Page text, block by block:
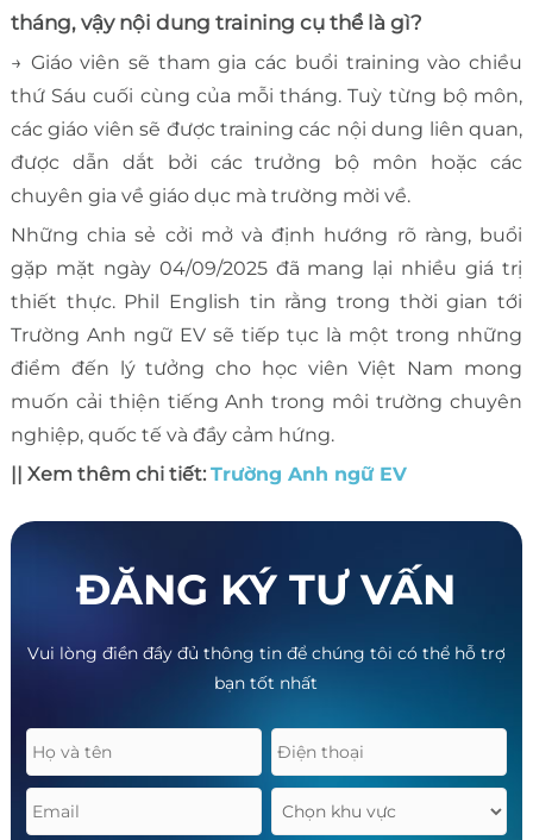
tháng, vậy nội dung training cụ thể là gì?
→ Giáo viên sẽ tham gia các buổi training vào chiều
thứ Sáu cuối cùng của mỗi tháng. Tuỳ từng bộ môn,
các giáo viên sẽ được training các nội dung liên quan,
được dẫn dắt bởi các trưởng bộ môn hoặc các
chuyên gia về giáo dục mà trường mời về.
Những chia sẻ cởi mở và định hướng rõ ràng, buổi
gặp mặt ngày 04/09/2025 đã mang lại nhiều giá trị
thiết thực. Phil English tin rằng trong thời gian tới
Trường Anh ngữ EV sẽ tiếp tục là một trong những
điểm đến lý tưởng cho học viên Việt Nam mong
muốn cải thiện tiếng Anh trong môi trường chuyên
nghiệp, quốc tế và đầy cảm hứng.
|| Xem thêm chi tiết: Trường Anh ngữ EV
ĐĂNG KÝ TƯ VẤN
Vui lòng điền đầy đủ thông tin để chúng tôi có thể hỗ trợ
bạn tốt nhất